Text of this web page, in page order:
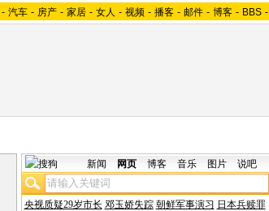
- 汽车 - 房产 - 家居 - 女人 - 视频 - 播客 - 邮件 - 博客 - BBS -
新闻 网页 博客 音乐 图片 说吧
央视质疑29岁市长 邓玉娇失踪 朝鲜军事演习 日本兵赎罪